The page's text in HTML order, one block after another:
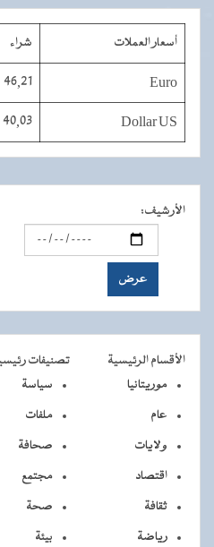
أسعار العملات شراء
Euro
46,21
Dollar US
40,03
الأرشيف:
الأقسام الرئيسية تصنيفات
موريتانيا
عام
ولايات
اقتصاد
ثقافة
رياضة
سياسة
ملفات
صحافة
مجتمع
صحة
بيئة